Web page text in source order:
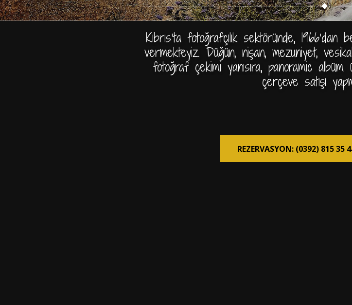
Kıbrıs’ta fotoğrafçılık sektöründe,
vermekteyiz. Düğün, nişan, mezuniyet,
fotoğraf çekimi yanısıra, panoramic
çerçeve satışı
REZERVASYON: (0392) 815 35